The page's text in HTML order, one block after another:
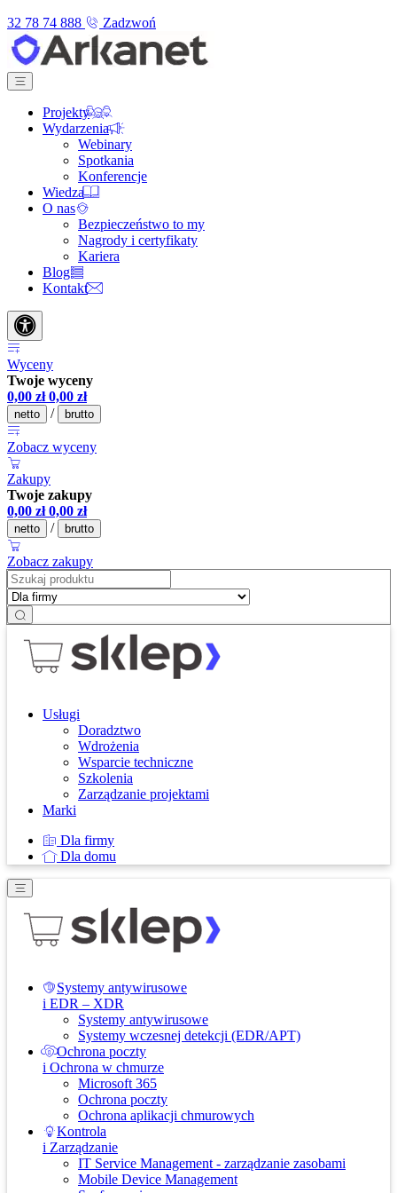
32 78 74 888
Zadzwoń
Projekty
Wydarzenia
Webinary
Spotkania
Konferencje
Wiedza
O nas
Bezpieczeństwo to my
Nagrody i certyfikaty
Kariera
Blog
Kontakt
Wyceny
Twoje wyceny
0,00 zł 0,00 zł
netto / brutto
Zobacz wyceny
Zakupy
Twoje zakupy
0,00 zł 0,00 zł
netto / brutto
Zobacz zakupy
Usługi
Doradztwo
Wdrożenia
Wsparcie techniczne
Szkolenia
Zarządzanie projektami
Marki
Dla firmy
Dla domu
Systemy antywirusowe
i EDR – XDR
Systemy antywirusowe
Systemy wczesnej detekcji (EDR/APT)
Ochrona poczty
i Ochrona w chmurze
Microsoft 365
Ochrona poczty
Ochrona aplikacji chmurowych
Kontrola
i Zarządzanie
IT Service Management - zarządzanie zasobami
Mobile Device Management